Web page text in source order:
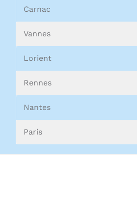
Carnac
Vannes
Lorient
Rennes
Nantes
Paris